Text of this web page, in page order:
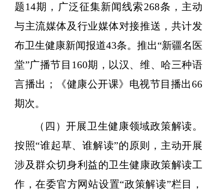
题14期，广泛征集新闻线索268条，主动
与主流媒体及行业媒体对接推送，共计发
布卫生健康新闻报道43条。推出“新疆名医
堂”广播节目 160期，以汉、维、哈三种语
言播出；《健康公开课》电视节目播出 66
期次。
（四）开展卫生健康领域政策解读。
按照“谁起草、谁解读”的原则，主动开展
涉及群众切身利益的卫生健康政策解读工
作，在委官方网站设置“政策解读”栏目，